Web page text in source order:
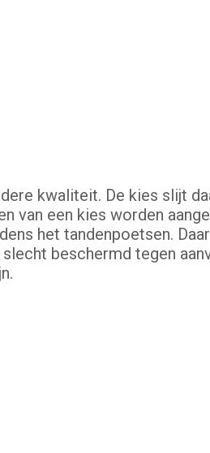
kwaliteit. De kies slijt
van een kies worden
het tandenpoetsen.
beschermd tegen